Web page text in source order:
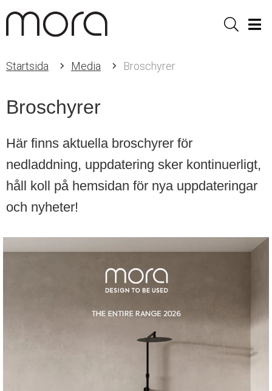
Sök
Startsida Media Broschyrer
Broschyrer
Här finns aktuella broschyrer för
nedladdning, uppdatering sker kontinuerligt,
håll koll på hemsidan för nya uppdateringar
och nyheter!